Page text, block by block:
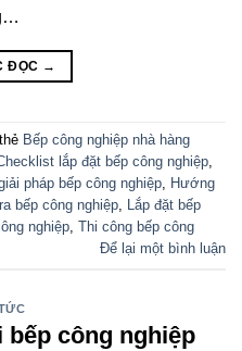
ĐỌC →
Bếp công nghiệp nhà hàng
lắp đặt bếp công nghiệp,
pháp bếp công nghiệp, Hướng
bếp công nghiệp, Lắp đặt bếp
nghiệp, Thi công bếp công
Để lại một bình luận
bếp công nghiệp